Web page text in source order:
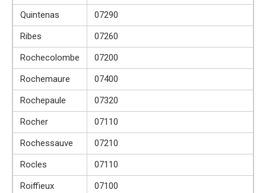
Quintenas
07290
Ribes
07260
Rochecolombe
07200
Rochemaure
07400
Rochepaule
07320
Rocher
07110
Rochessauve
07210
Rocles
07110
Roiffieux
07100